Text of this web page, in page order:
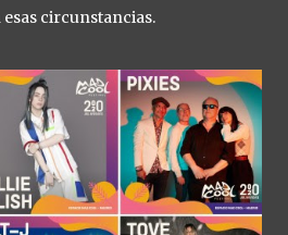
circunstancias.